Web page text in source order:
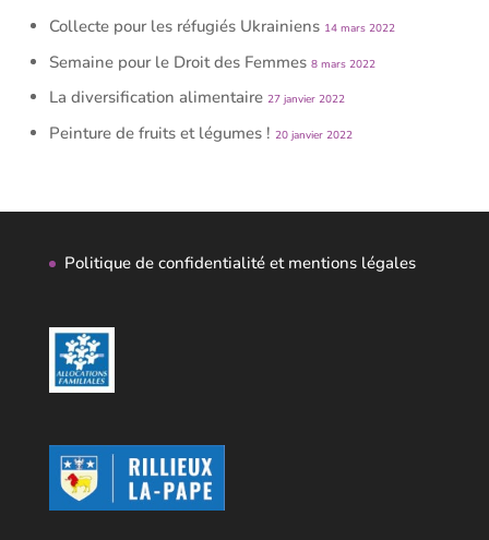
Collecte pour les réfugiés Ukrainiens 14 mars 2022
Semaine pour le Droit des Femmes 8 mars 2022
La diversification alimentaire 27 janvier 2022
Peinture de fruits et légumes ! 20 janvier 2022
Politique de confidentialité et mentions légales